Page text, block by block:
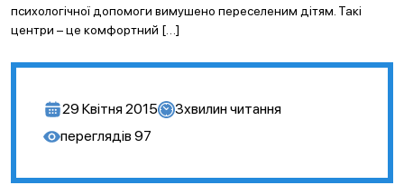
психологічної допомоги вимушено переселеним дітям. Такі
центри – це комфортний […]
29 Квітня 2015 3хвилин читання
переглядів 97